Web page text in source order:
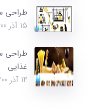
طراحی
15 آذر 1400
طراحی
غذایی
14 آذر 1400